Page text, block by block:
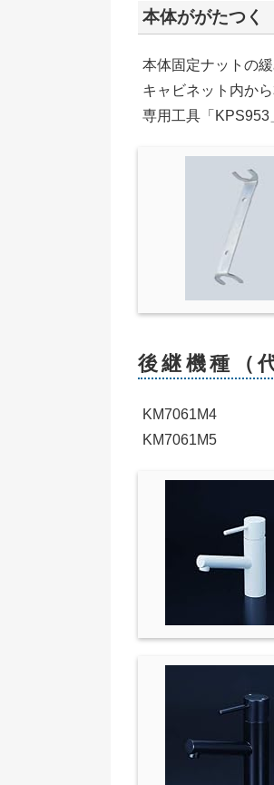
本体ががたつく
本体固定ナットの緩
キャビネット内か
専用工具「KPS953
後継機種（
KM7061M4
KM7061M5